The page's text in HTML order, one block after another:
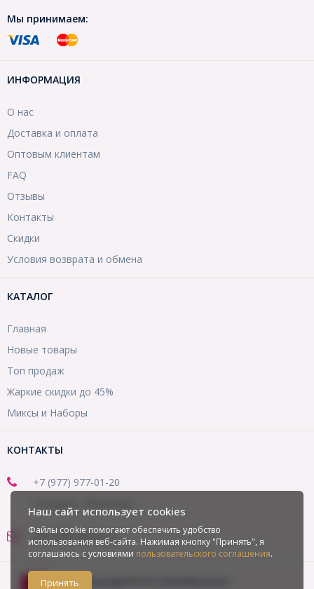
Мы принимаем:
ИНФОРМАЦИЯ
О нас
Доставка и оплата
Оптовым клиентам
FAQ
Отзывы
Контакты
Скидки
Условия возврата и обмена
КАТАЛОГ
Главная
Новые товары
Топ продаж
Жаркие скидки до 45%
Миксы и Наборы
КОНТАКТЫ
+7 (977) 977-01-20
office@mirbusin.ru
Наш сайт использует cookies
Файлы cookie помогают обеспечить удобство
использования веб-сайта. Нажимая кнопку "Принять", я
соглашаюсь с условиями пользовательского соглашения.
Принять